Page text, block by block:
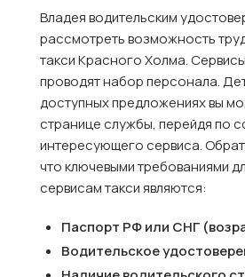
Владея водительским
рассмотреть возможность
такси Красного Холма.
проводят набор персонала.
доступных предложениях вы
странице службы, перейдя по
интересующего сервиса.
что ключевыми требованиями
сервисам такси являются:
Паспорт РФ или СНГ
Водительское